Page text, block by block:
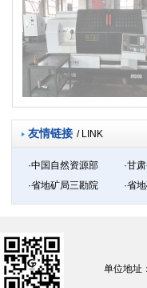
友情链接 / LINK
·中国自然资源部 ·甘
·省地矿局三勘院
·省
单位地